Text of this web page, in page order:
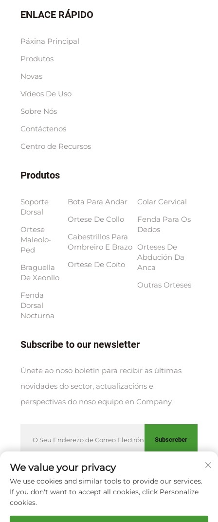
ENLACE RÁPIDO
Páxina Principal
Produtos
Novas
Vídeos De Uso
Sobre Nós
Contáctenos
Centro de Recursos
Produtos
Soporte
Dorsal
Ortese
Maleolo-
Ped
Braguella
De Xeonllo
Fenda
Dorsal
Nocturna
Bota Para Andar
Ortese De Collo
Cabestrillos Para
Ombreiro E Brazo
Ortese De Coito
Colar Cervical
Fenda Para Os
Dedos
Orteses De
Abdución Da
Anca
Outras Orteses
Subscribe to our newsletter
Únete ao noso boletín para recibir as últimas
novidades do sector, actualizacións e
perspectivas do noso equipo en Company.
Subscreber
Copyright © XIAMEN HUAKANG ORTHOPEDIC CO., LTD.
Política de privacidade
Scroll to top
We value your privacy
We use cookies and similar tools to provide our services.
If you don't want to accept all cookies, click Personalize
cookies.